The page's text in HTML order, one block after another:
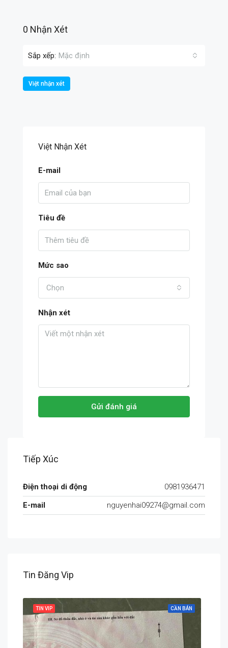
0 Nhận Xét
Sắp xếp: Mặc định
Việt nhận xét
Việt Nhận Xét
E-mail
Tiêu đề
Mức sao
Chọn
Nhận xét
Gửi đánh giá
Tiếp Xúc
Điện thoại di động
0981936471
E-mail
nguyenhai09274@gmail.com
Tin Đăng Vip
CẦN BÁN
TIN VIP